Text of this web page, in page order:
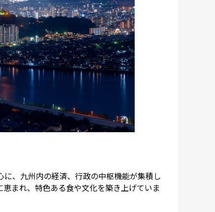
、九州内の経済、行政の中枢機能が集積し
まれ、特色ある食や文化を築き上げていま